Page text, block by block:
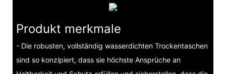
Produkt merkmale
- Die robusten, vollständig wasserdichten Trockentaschen
sind so konzipiert, dass sie höchste Ansprüche an